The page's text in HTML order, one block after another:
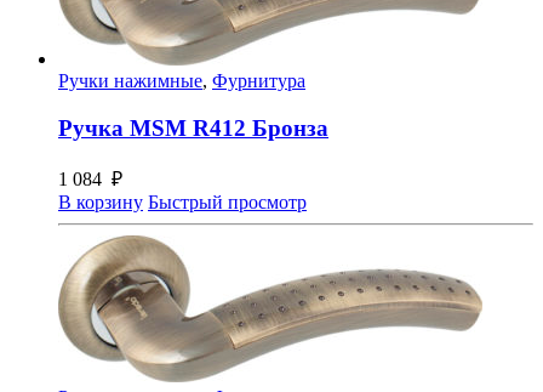
Ручки нажимные, Фурнитура
Ручка MSM R412 Бронза
1 084 ₽
В корзину Быстрый просмотр